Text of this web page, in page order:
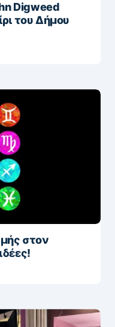
Digweed
του Δήμου
στον